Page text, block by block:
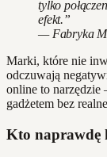
tylko
efekt.”
— Fabryka
Marki, które nie
odczuwają
online to narzędzie
gadżetem bez
Kto naprawdę